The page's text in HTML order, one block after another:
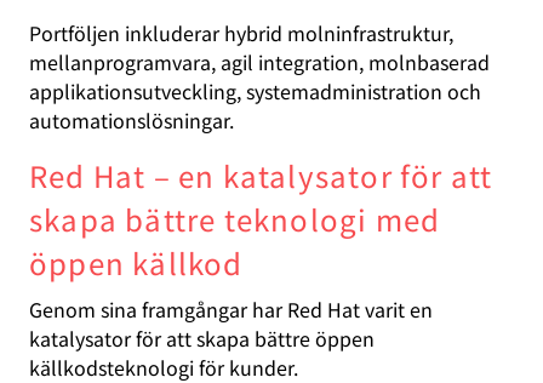
Portföljen inkluderar hybrid molninfrastruktur,
mellanprogramvara, agil integration, molnbaserad
applikationsutveckling, systemadministration och
automationslösningar.
Red Hat – en katalysator för att
skapa bättre teknologi med
öppen källkod
Genom sina framgångar har Red Hat varit en
katalysator för att skapa bättre öppen
källkodsteknologi för kunder.